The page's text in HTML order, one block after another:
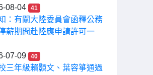
08-04
41
：有關大陸委員會函釋公務
薪期間赴陸應申請許可一
07-09
40
三年級賴顥文、葉容箏通過